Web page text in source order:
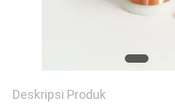
Deskripsi Produk